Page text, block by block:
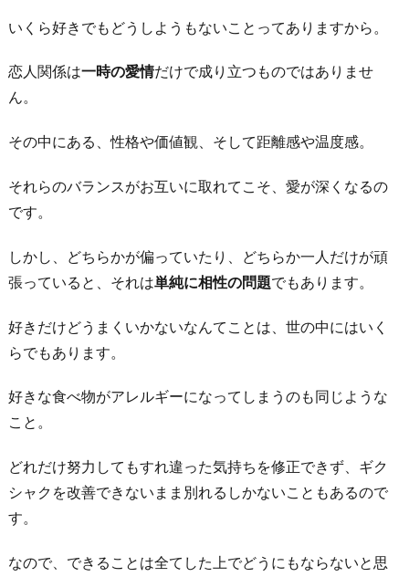
いくら好きでもどうしようもないことってありますから。
恋人関係は一時の愛情だけで成り立つものではありませ
ん。
その中にある、性格や価値観、そして距離感や温度感。
それらのバランスがお互いに取れてこそ、愛が深くなるの
です。
しかし、どちらかが偏っていたり、どちらか一人だけが頑
張っていると、それは単純に相性の問題でもあります。
好きだけどうまくいかないなんてことは、世の中にはいく
らでもあります。
好きな食べ物がアレルギーになってしまうのも同じような
こと。
どれだけ努力してもすれ違った気持ちを修正できず、ギク
シャクを改善できないまま別れるしかないこともあるので
す。
なので、できることは全てした上でどうにもならないと思